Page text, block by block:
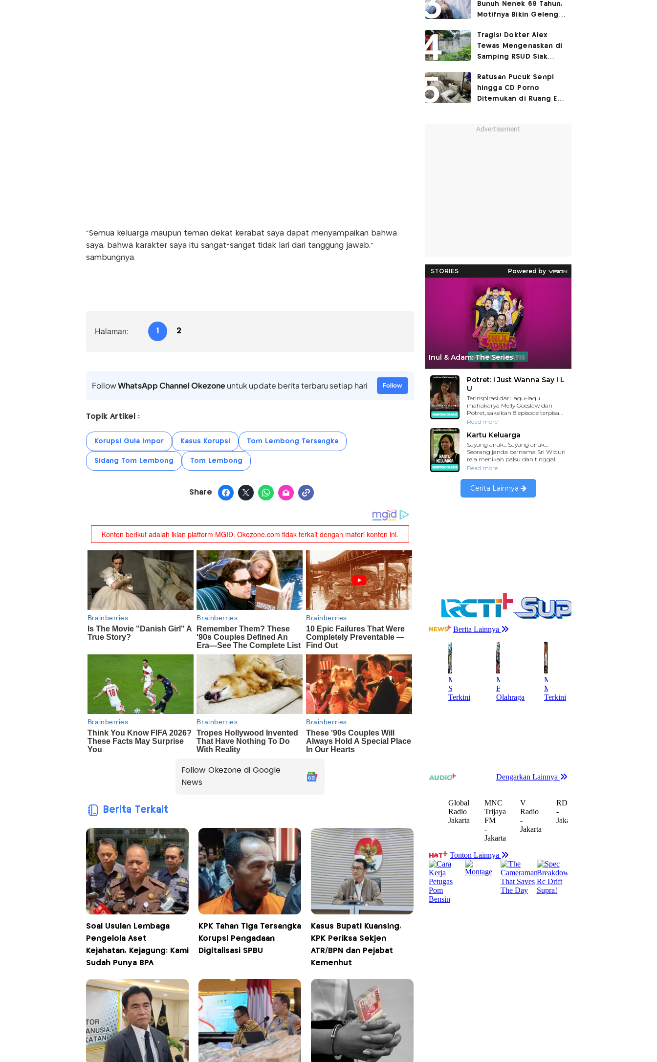
"Semua keluarga maupun teman dekat kerabat saya dapat menyampaikan bahwa
saya, bahwa karakter saya itu sangat-sangat tidak lari dari tanggung jawab,"
sambungnya.
Halaman: 1 2
FollowWhatsApp Channel Okezoneuntuk update berita terbaru setiap hari Follow
Topik Artikel :
Korupsi Gula Impor Kasus Korupsi Tom Lembong Tersangka
Sidang Tom Lembong Tom Lembong
Share
Follow Okezone di Google
News
Berita Terkait
Soal Usulan Lembaga
Pengelola Aset
Kejahatan, Kejagung: Kami
Sudah Punya BPA
KPK Tahan Tiga Tersangka
Korupsi Pengadaan
Digitalisasi SPBU
Kasus Bupati Kuansing,
KPK Periksa Sekjen
ATR/BPN dan Pejabat
Kemenhut
Bunuh Nenek 69 Tahun,
Motifnya Bikin Geleng
Tragis! Dokter Alex
Tewas Mengenaskan di
Samping RSUD Siak
Rocuronium
Ratusan Pucuk Senpi
hingga CD Porno
Ditemukan di Ruang Eks
Advertisement